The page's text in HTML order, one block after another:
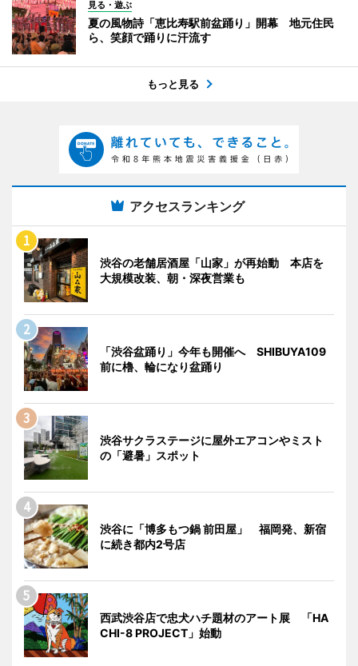
見る・遊ぶ
夏の風物詩「恵比寿駅前盆踊り」開幕 地元住民
ら、笑顔で踊りに汗流す
もっと見る
アクセスランキング
渋谷の老舗居酒屋「山家」が再始動 本店を
大規模改装、朝・深夜営業も
「渋谷盆踊り」今年も開催へ SHIBUYA109
前に櫓、輪になり盆踊り
渋谷サクラステージに屋外エアコンやミスト
の「避暑」スポット
渋谷に「博多もつ鍋 前田屋」 福岡発、新宿
に続き都内2号店
西武渋谷店で忠犬ハチ題材のアート展 「HA
CHI-8 PROJECT」始動